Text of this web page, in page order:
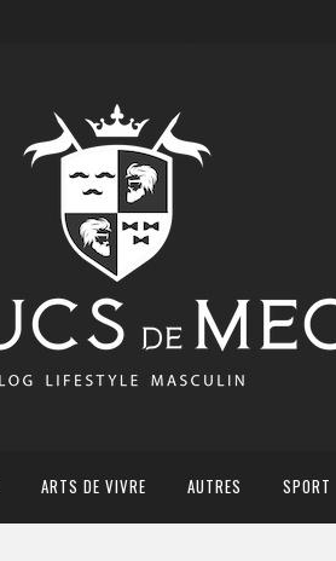
ARTS DE VIVRE AUTRES SPORT